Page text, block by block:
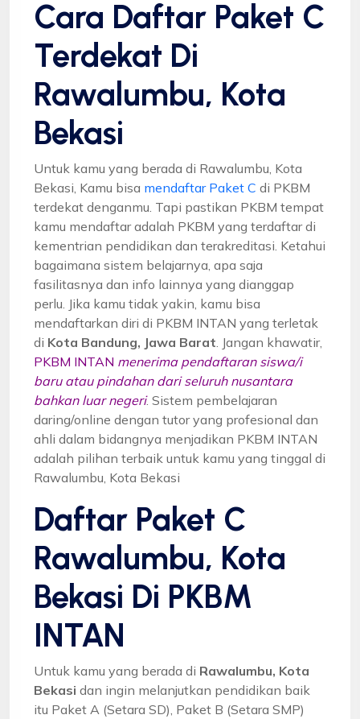
Cara Daftar Paket C
Terdekat Di
Rawalumbu, Kota
Bekasi
Untuk kamu yang berada di Rawalumbu, Kota
Bekasi, Kamu bisa mendaftar Paket C di PKBM
terdekat denganmu. Tapi pastikan PKBM tempat
kamu mendaftar adalah PKBM yang terdaftar di
kementrian pendidikan dan terakreditasi. Ketahui
bagaimana sistem belajarnya, apa saja
fasilitasnya dan info lainnya yang dianggap
perlu. Jika kamu tidak yakin, kamu bisa
mendaftarkan diri di PKBM INTAN yang terletak
di Kota Bandung, Jawa Barat . Jangan khawatir,
PKBM INTAN menerima pendaftaran siswa/i
baru atau pindahan dari seluruh nusantara
bahkan luar negeri. Sistem pembelajaran
daring/online dengan tutor yang profesional dan
ahli dalam bidangnya menjadikan PKBM INTAN
adalah pilihan terbaik untuk kamu yang tinggal di
Rawalumbu, Kota Bekasi
Daftar Paket C
Rawalumbu, Kota
Bekasi Di PKBM
INTAN
Untuk kamu yang berada di Rawalumbu, Kota
Bekasi dan ingin melanjutkan pendidikan baik
itu Paket A (Setara SD), Paket B (Setara SMP)